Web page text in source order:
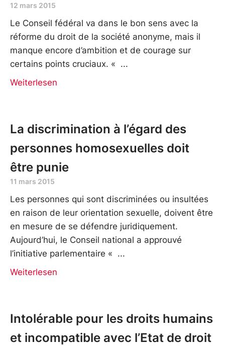
12 mars 2015
Le Conseil fédéral va dans le bon sens avec la
réforme du droit de la société anonyme, mais il
manque encore d’ambition et de courage sur
certains points cruciaux. «
Weiterlesen
La discrimination à l’égard des
personnes homosexuelles doit
être punie
11 mars 2015
Les personnes qui sont discriminées ou insultées
en raison de leur orientation sexuelle, doivent être
en mesure de se défendre juridiquement.
Aujourd’hui, le Conseil national a approuvé
l’initiative parlementaire «
Weiterlesen
Intolérable pour les droits humains
et incompatible avec l’Etat de droit